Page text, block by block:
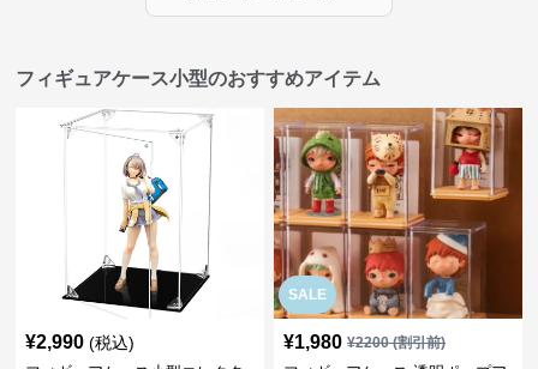
フィギュアケース小型のおすすめアイテム
¥2,990 (税込)
SALE
¥1,980 ¥2200(割引前)